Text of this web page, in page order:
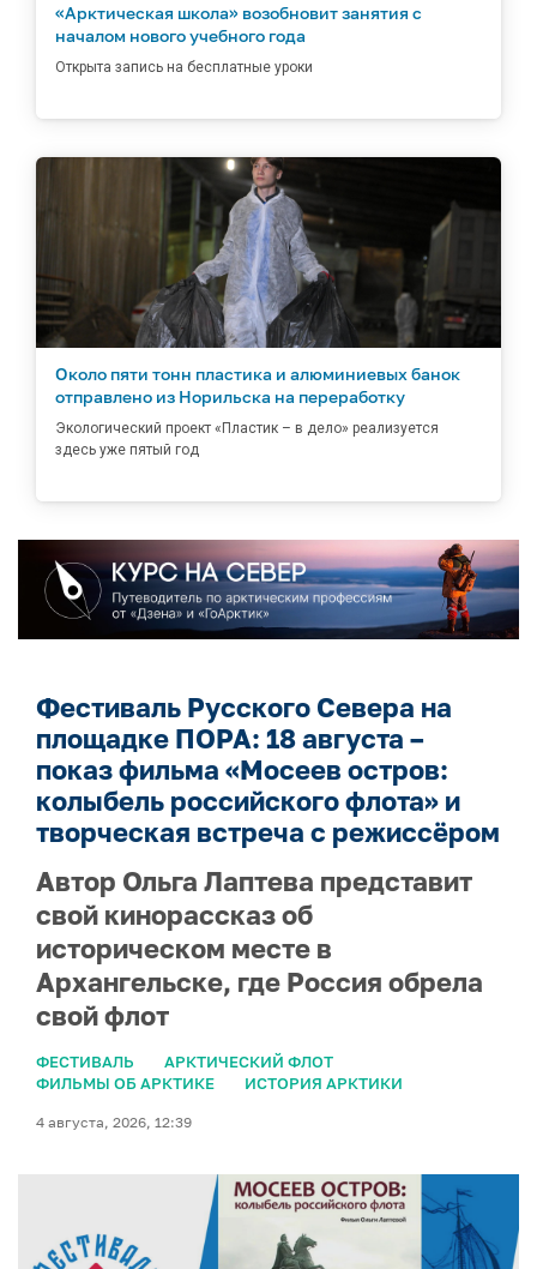
«Арктическая школа» возобновит занятия с
началом нового учебного года
Открыта запись на бесплатные уроки
Около пяти тонн пластика и алюминиевых банок
отправлено из Норильска на переработку
Экологический проект «Пластик – в дело» реализуется
здесь уже пятый год
Фестиваль Русского Севера на
площадке ПОРА: 18 августа –
показ фильма «Мосеев остров:
колыбель российского флота» и
творческая встреча с режиссёром
Автор Ольга Лаптева представит
свой кинорассказ об
историческом месте в
Архангельске, где Россия обрела
свой флот
ФЕСТИВАЛЬ
АРКТИЧЕСКИЙ ФЛОТ
ФИЛЬМЫ ОБ АРКТИКЕ
ИСТОРИЯ АРКТИКИ
4 августа, 2026, 12:39